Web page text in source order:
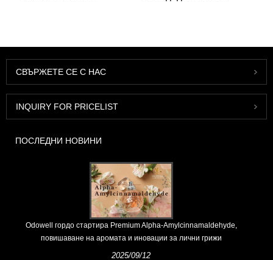
СВЪРЖЕТЕ СЕ С НАС
INQUIRY FOR PRICELIST
ПОСЛЕДНИ НОВИНИ
Odowell гордо стартира Premium Alpha-Amylcinnamaldehyde,
повишаване на аромата и иновации за лични грижи
2025/09/12